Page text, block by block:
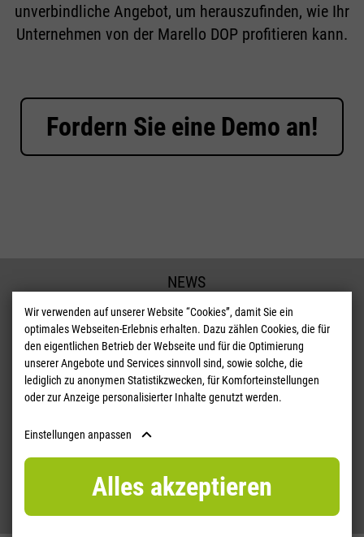
unverbindliche Angebot, um herauszufinden, wie Ihr
Unternehmen von der Marello DOP profitieren kann.
Fordern Sie eine Demo an!
NEWS
BLOG
KONTAKT
DATENSCHUTZ
DATENSCHUTZHINWEISE
DATENSCHUTZ EINFACH
IMPRESSUM
Wir verwenden auf unserer Website “Cookies”, damit Sie ein
optimales Webseiten-Erlebnis erhalten. Dazu zählen Cookies, die für
den eigentlichen Betrieb der Webseite und für die Optimierung
unserer Angebote und Services sinnvoll sind, sowie solche, die
lediglich zu anonymen Statistikzwecken, für Komforteinstellungen
oder zur Anzeige personalisierter Inhalte genutzt werden.
Einstellungen anpassen
Alles akzeptieren